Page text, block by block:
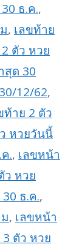
ธ.ค.,
, เลขท้าย
ตัว หวย
สุด 30
12/62,
ท้าย 2 ตัว
หวยวันนี้
., เลขหน้า
ว หวย
ธ.ค.,
, เลขหน้า
ตัว หวย